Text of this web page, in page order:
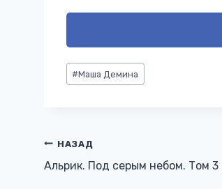
Метки
записи:
#Маша Демина
Навигация
по
НАЗАД
Альрик. Под серым небом. Том 3